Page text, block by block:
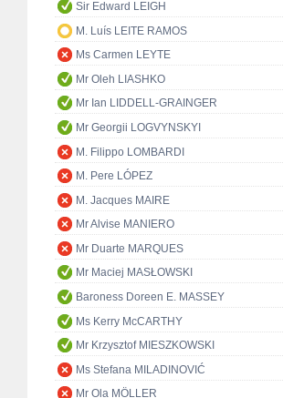
Sir Edward LEIGH
M. Luís LEITE RAMOS
Ms Carmen LEYTE
Mr Oleh LIASHKO
Mr Ian LIDDELL-GRAINGER
Mr Georgii LOGVYNSKYI
M. Filippo LOMBARDI
M. Pere LÓPEZ
M. Jacques MAIRE
Mr Alvise MANIERO
Mr Duarte MARQUES
Mr Maciej MASŁOWSKI
Baroness Doreen E. MASSEY
Ms Kerry McCARTHY
Mr Krzysztof MIESZKOWSKI
Ms Stefana MILADINOVIĆ
Mr Ola MÖLLER